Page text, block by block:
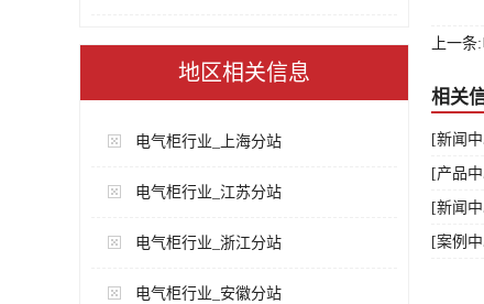
地区相关信息
电气柜行业_上海分站
电气柜行业_江苏分站
电气柜行业_浙江分站
电气柜行业_安徽分站
上一
相关
[新闻
[产品
[新闻
[案例